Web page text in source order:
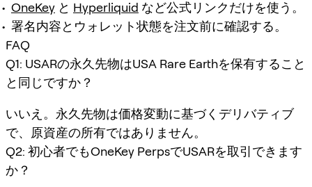
OneKey と Hyperliquid など公式リンクだけを使う。
署名内容とウォレット状態を注文前に確認する。
FAQ
Q1: USARの永久先物はUSA Rare Earthを保有すること
と同じですか？
いいえ。永久先物は価格変動に基づくデリバティブ
で、原資産の所有ではありません。
Q2: 初心者でもOneKey PerpsでUSARを取引できます
か？